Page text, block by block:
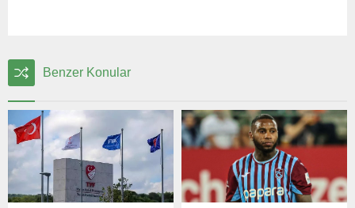
Benzer Konular